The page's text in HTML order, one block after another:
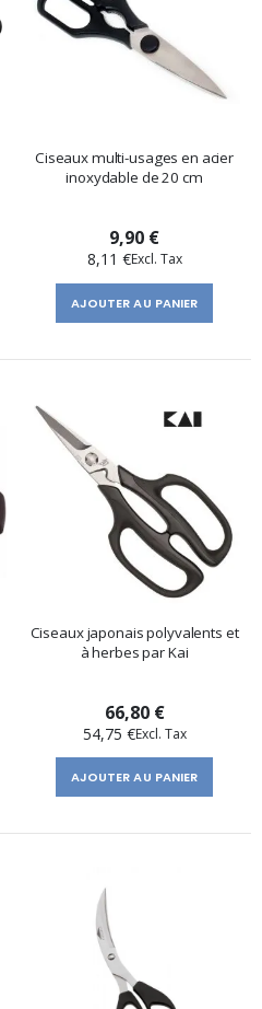
Ciseaux multi-usages en acier
inoxydable de 20 cm
9,90 €
8,11 €
AJOUTER AU PANIER
Ciseaux japonais polyvalents et
à herbes par Kai
66,80 €
54,75 €
AJOUTER AU PANIER